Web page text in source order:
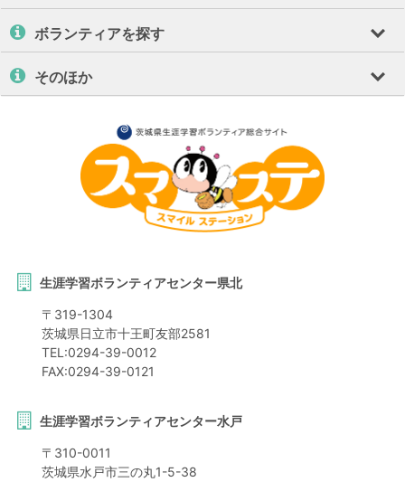
ボランティアを探す
そのほか
生涯学習ボランティアセンター県北
〒 319-1304
茨城県日立市十王町友部2581
TEL:0294-39-0012
FAX:0294-39-0121
生涯学習ボランティアセンター水戸
〒 310-0011
茨城県水戸市三の丸1-5-38